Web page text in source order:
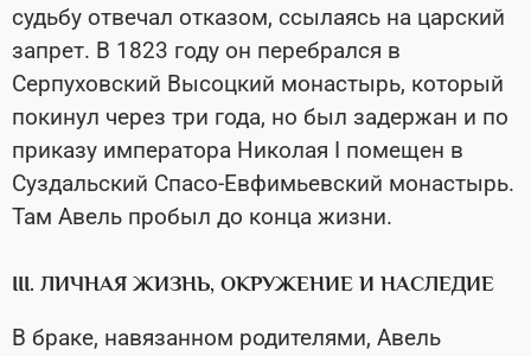
судьбу отвечал отказом, ссылаясь на царский
запрет. В 1823 году он перебрался в
Серпуховский Высоцкий монастырь, который
покинул через три года, но был задержан и по
приказу императора Николая I помещен в
Суздальский Спасо-Евфимьевский монастырь.
Там Авель пробыл до конца жизни.
III. ЛИЧНАЯ ЖИЗНЬ, ОКРУЖЕНИЕ И НАСЛЕДИЕ
В браке, навязанном родителями, Авель